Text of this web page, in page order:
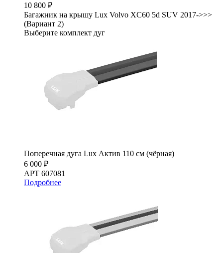
10 800 ₽
Багажник на крышу Lux Volvo XC60 5d SUV 2017->>>
(Вариант 2)
Выберите комплект дуг
Поперечная дуга Lux Актив 110 см (чёрная)
6 000 ₽
АРТ 607081
Подробнее